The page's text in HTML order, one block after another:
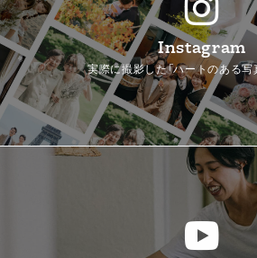
Instagram
実際に撮影した「ハートのある写